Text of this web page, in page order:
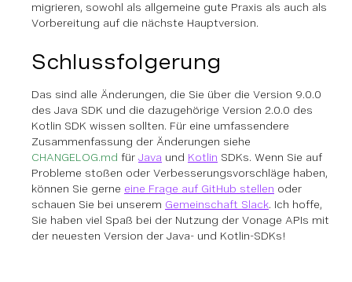
migrieren, sowohl als allgemeine gute Praxis als auch als
Vorbereitung auf die nächste Hauptversion.
Schlussfolgerung
Das sind alle Änderungen, die Sie über die Version 9.0.0
des Java SDK und die dazugehörige Version 2.0.0 des
Kotlin SDK wissen sollten. Für eine umfassendere
Zusammenfassung der Änderungen siehe
CHANGELOG.md für Java und Kotlin SDKs. Wenn Sie auf
Probleme stoßen oder Verbesserungsvorschläge haben,
können Sie gerne eine Frage auf GitHub stellen oder
schauen Sie bei unserem Gemeinschaft Slack. Ich hoffe,
Sie haben viel Spaß bei der Nutzung der Vonage APIs mit
der neuesten Version der Java- und Kotlin-SDKs!